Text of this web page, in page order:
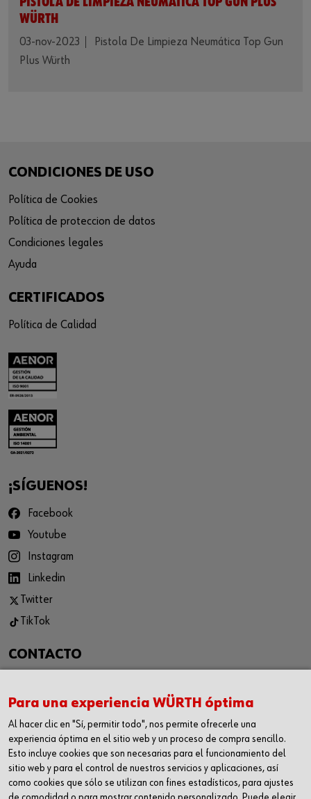
WÜRTH
03-nov-2023
Pistola De Limpieza Neumática Top Gun
Plus Würth
CONDICIONES DE USO
Política de Cookies
Política de proteccion de datos
Condiciones legales
Ayuda
CERTIFICADOS
Política de Calidad
¡SÍGUENOS!
Facebook
Youtube
Instagram
Linkedin
Twitter
TikTok
CONTACTO
C/ Las Casuarinas 117, 35118
Las Palmas de Gran Canaria
Teléfono: 928 189 825
Fax: 928 188 922
tiendacanarias@wurth.es
Para una experiencia WÜRTH óptima
Al hacer clic en "Sí, permitir todo", nos permite ofrecerle una
experiencia óptima en el sitio web y un proceso de compra sencillo.
Esto incluye cookies que son necesarias para el funcionamiento del
sitio web y para el control de nuestros servicios y aplicaciones, así
como cookies que sólo se utilizan con fines estadísticos, para ajustes